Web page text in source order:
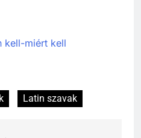
kell-miért kell
Latin szavak